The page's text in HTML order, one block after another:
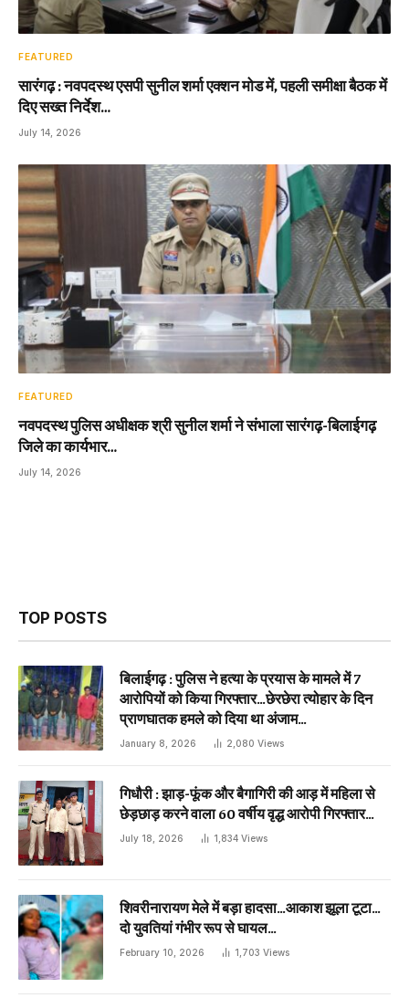
FEATURED
सारंगढ़ : नवपदस्थ एसपी सुनील शर्मा एक्शन मोड में, पहली समीक्षा बैठक में
दिए सख्त निर्देश…
July 14, 2026
FEATURED
नवपदस्थ पुलिस अधीक्षक श्री सुनील शर्मा ने संभाला सारंगढ़-बिलाईगढ़
जिले का कार्यभार…
July 14, 2026
TOP POSTS
बिलाईगढ़ : पुलिस ने हत्या के प्रयास के मामले में 7
आरोपियों को किया गिरफ्तार…छेरछेरा त्योहार के दिन
प्राणघातक हमले को दिया था अंजाम…
January 8, 2026 2,080 Views
गिधौरी : झाड़-फूंक और बैगागिरी की आड़ में महिला से
छेड़छाड़ करने वाला 60 वर्षीय वृद्ध आरोपी गिरफ्तार…
July 18, 2026 1,834 Views
शिवरीनारायण मेले में बड़ा हादसा…आकाश झूला टूटा…
दो युवतियां गंभीर रूप से घायल…
February 10, 2026 1,703 Views